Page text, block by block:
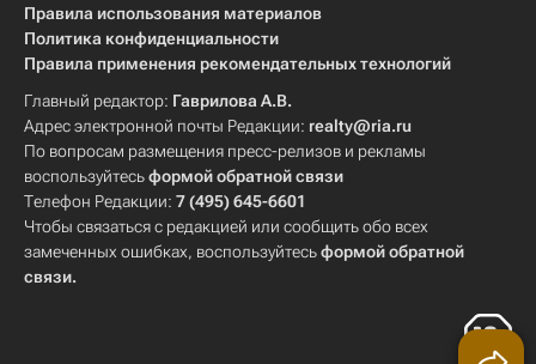
Правила использования материалов
Политика конфиденциальности
Правила применения рекомендательных технологий
Главный редактор: Гаврилова А.В.
Адрес электронной почты Редакции: realty@ria.ru
По вопросам размещения пресс-релизов и рекламы
воспользуйтесьформой обратной связи
Телефон Редакции: 7 (495) 645-6601
Чтобы связаться с редакцией или сообщить обо всех
замеченных ошибках, воспользуйтесьформой обратной
связи.